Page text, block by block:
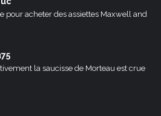
pour acheter des assiettes Maxwell and
la saucisse de Morteau est crue